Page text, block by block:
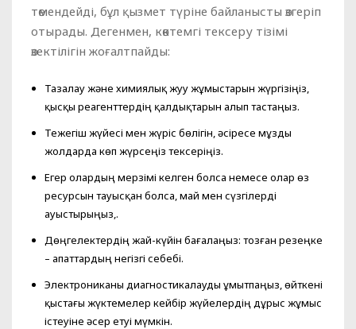
төмендейді, бұл қызмет түріне байланысты өзгеріп
отырады. Дегенмен, көктемгі тексеру тізімі
өзектілігін жоғалтпайды:
Тазалау және химиялық жуу жұмыстарын жүргізіңіз,
қысқы реагенттердің қалдықтарын алып тастаңыз.
Тежегіш жүйесі мен жүріс бөлігін, әсіресе мұзды
жолдарда көп жүрсеңіз тексеріңіз.
Егер олардың мерзімі келген болса немесе олар өз
ресурсын тауысқан болса, май мен сүзгілерді
ауыстырыңыз,.
Дөңгелектердің жай-күйін бағалаңыз: тозған резеңке
– апаттардың негізгі себебі.
Электрониканы диагностикалауды ұмытпаңыз, өйткені
қыстағы жүктемелер кейбір жүйелердің дұрыс жұмыс
істеуіне әсер етуі мүмкін.